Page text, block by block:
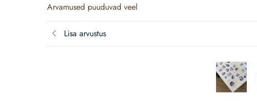
Arvamused puuduvad veel
Lisa arvustus